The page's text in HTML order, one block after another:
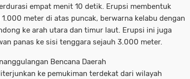
empat menit 10 detik. Erupsi membentuk
meter di atas puncak, berwarna kelabu dengan
ke arah utara dan timur laut. Erupsi ini juga
panas ke sisi tenggara sejauh 3.000 meter.
Bencana Daerah
ke pemukiman terdekat dari wilayah